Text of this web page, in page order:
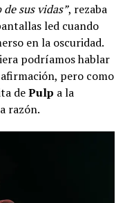
sus vidas”, rezaba
led cuando
en la oscuridad.
podríamos hablar
pero como
dePulp a la
razón.